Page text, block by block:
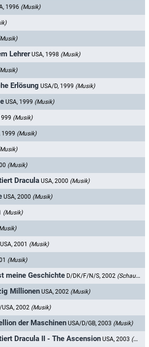
1996 (Musik)
Lehrer USA, 1998 (Musik)
Erlösung USA/D, 1999 (Musik)
USA, 1999 (Musik)
(Musik)
1999 (Musik)
(Musik)
Dracula USA, 2000 (Musik)
USA, 2000 (Musik)
(Musik)
USA, 2001 (Musik)
(Musik)
meine Geschichte D/DK/F/N/S, 2002 (Schauspieler)
Millionen USA, 2002 (Musik)
2002 (Musik)
der Maschinen USA/D/GB, 2003 (Musik)
Dracula II - The Ascension USA, 2003 (Musik)